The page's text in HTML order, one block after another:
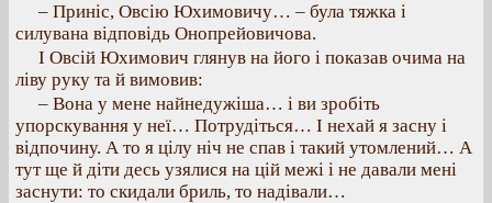
– Приніс, Овсію Юхимовичу… – була тяжка і
силувана відповідь Онопрейовичова.
І Овсій Юхимович глянув на його і показав очима на
ліву руку та й вимовив:
– Вона у мене найнедужіша… і ви зробіть
упорскування у неї… Потрудіться… І нехай я засну і
відпочину. А то я цілу ніч не спав і такий утомлений… А
тут ще й діти десь узялися на цій межі і не давали мені
заснути: то скидали бриль, то надівали…